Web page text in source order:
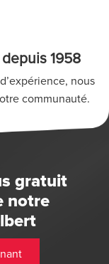
1958
nous
communauté.
gratuit
notre